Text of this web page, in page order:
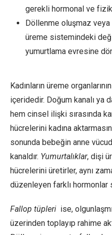
gerekli hormonal ve
Döllenme oluşmaz
üreme sistemindeki
yumurtlama evresine
Kadınların üreme
içeridedir. Doğum kanalı ya
hem cinsel ilişki sırasında
hücrelerini kadına
sonunda bebeğin anne
kanaldır. Yumurtalıklar, dişi
hücrelerini üretirler, aynı
düzenleyen farklı hormonlar
Fallop tüpleri ise,
üzerinden toplayıp rahime